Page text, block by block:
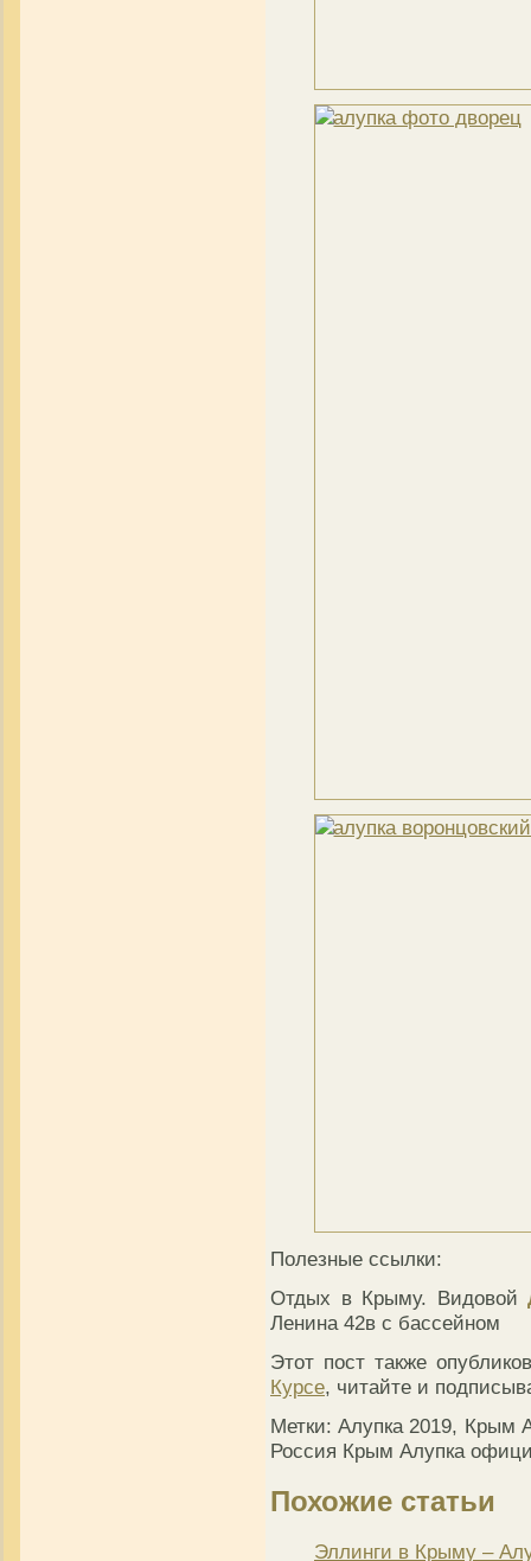
Полезные ссылки:
Отдых в Крыму. Видовой
Ленина 42в с бассейном
Этот пост также
Курсе, читайте и
Метки: Алупка 2019, Крым
Россия Крым Алупка
Похожие статьи
Эллинги в Крыму –